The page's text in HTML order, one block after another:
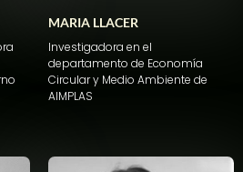
MARIA LLACER
Investigadora en el
departamento de Economía
Circular y Medio Ambiente de
AIMPLAS